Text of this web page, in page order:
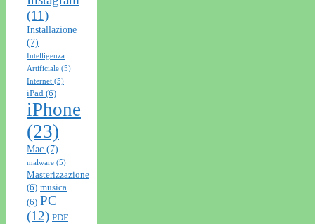
(11)
Installazione
(7)
Intelligenza
Artificiale (5)
Internet (5)
iPad (6)
iPhone
(23)
Mac (7)
malware (5)
Masterizzazione
(6) musica
(6) PC
(12) PDF